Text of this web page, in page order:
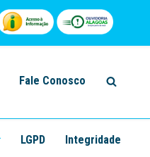
Fale Conosco
LGPD Integridade